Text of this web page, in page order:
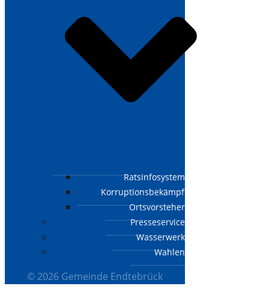
Ratsinfosystem
Korruptionsbekämpfungsgesetz
Ortsvorsteher
Presseservice
Wasserwerk
Wahlen
© 2026 Gemeinde Endtebrück